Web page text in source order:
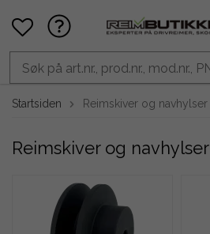
Startsiden Reimskiver og navhylser
Reimskiver og navhylser